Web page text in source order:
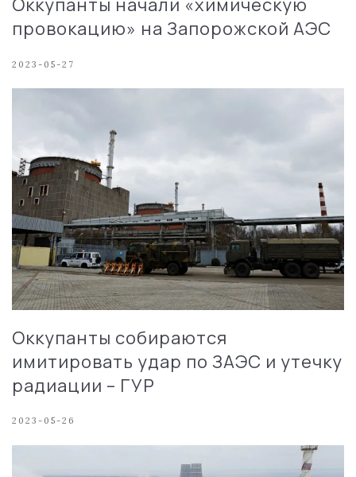
Оккупанты начали «химическую
провокацию» на Запорожской АЭС
2023-05-27
Оккупанты собираются
имитировать удар по ЗАЭС и утечку
радиации – ГУР
2023-05-26